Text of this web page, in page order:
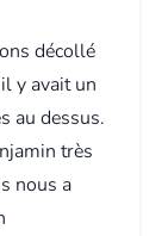
décollé
y avait un
au dessus.
très
nous a